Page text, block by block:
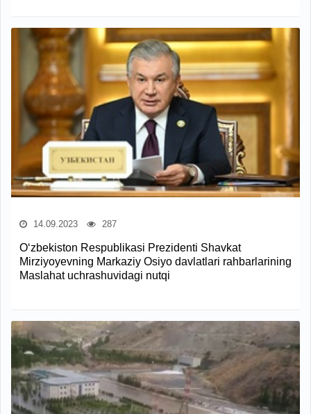
14.09.2023 287
O‘zbekiston Respublikasi Prezidenti Shavkat
Mirziyoyevning Markaziy Osiyo davlatlari rahbarlarining
Maslahat uchrashuvidagi nutqi